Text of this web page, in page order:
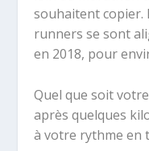
souhaitent copier.
runners se sont
en 2018, pour
Quel que soit
après quelques
à votre rythme en